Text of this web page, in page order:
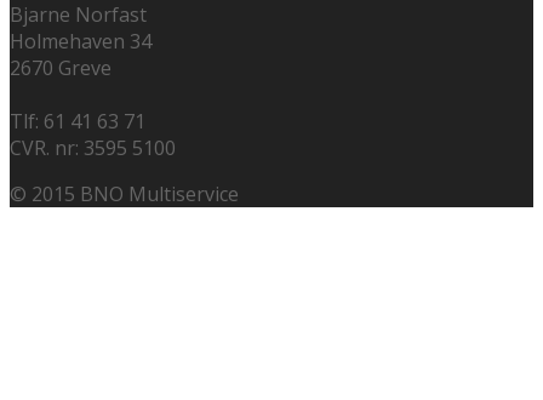
Bjarne Norfast
Holmehaven 34
2670 Greve
Tlf: 61 41 63 71
CVR. nr: 3595 5100
© 2015 BNO Multiservice